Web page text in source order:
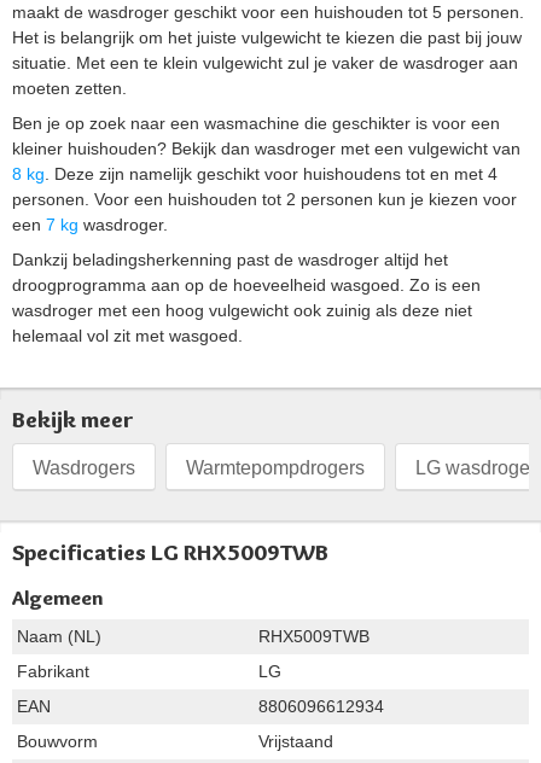
maakt de wasdroger geschikt voor een huishouden tot 5 personen.
Het is belangrijk om het juiste vulgewicht te kiezen die past bij jouw
situatie. Met een te klein vulgewicht zul je vaker de wasdroger aan
moeten zetten.
Ben je op zoek naar een wasmachine die geschikter is voor een
kleiner huishouden? Bekijk dan wasdroger met een vulgewicht van
8 kg. Deze zijn namelijk geschikt voor huishoudens tot en met 4
personen. Voor een huishouden tot 2 personen kun je kiezen voor
een 7 kg wasdroger.
Dankzij beladingsherkenning past de wasdroger altijd het
droogprogramma aan op de hoeveelheid wasgoed. Zo is een
wasdroger met een hoog vulgewicht ook zuinig als deze niet
helemaal vol zit met wasgoed.
Bekijk meer
Wasdrogers Warmtepompdrogers LG
Specificaties LG RHX5009TWB
Algemeen
Naam (NL)
RHX5009TWB
Fabrikant
LG
EAN
8806096612934
Bouwvorm
Vrijstaand